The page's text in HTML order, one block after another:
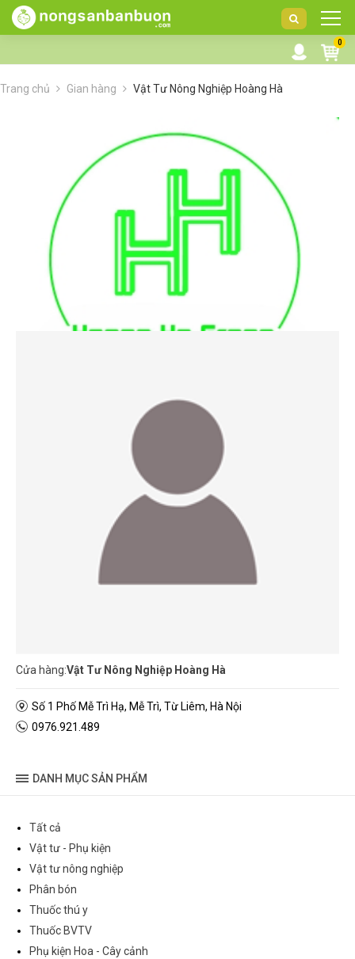
0
DANH
MỤC
Trang chủ Gian hàng Vật Tư Nông Nghiệp Hoàng Hà
Cửa hàng:Vật Tư Nông Nghiệp Hoàng Hà
Số 1 Phố Mễ Trì Hạ, Mễ Trì, Từ Liêm, Hà Nội
0976.921.489
DANH MỤC SẢN PHẨM
Tất cả
Vật tư - Phụ kiện
Vật tư nông nghiệp
Phân bón
Thuốc thú y
Thuốc BVTV
Phụ kiện Hoa - Cây cảnh